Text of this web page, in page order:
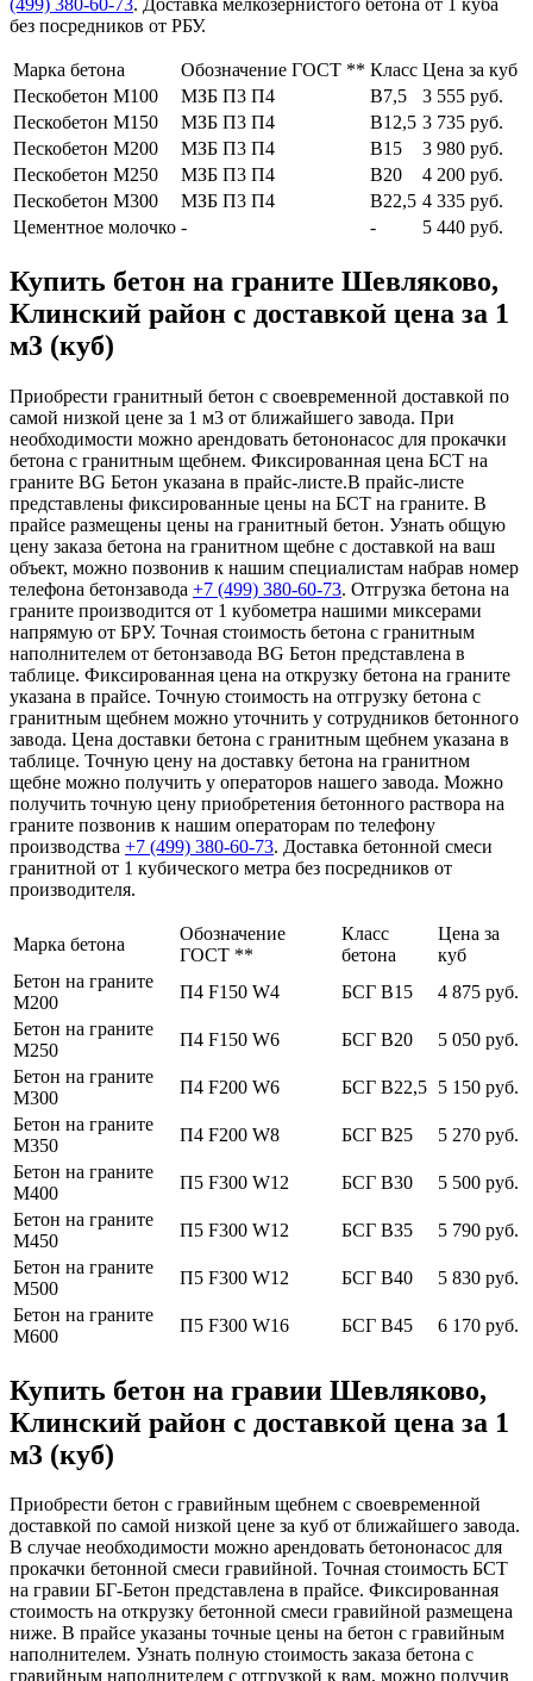
без посредников от РБУ.
Марка бетона Обозначение ГОСТ ** Класс Цена за куб
Пескобетон М100
МЗБ П3 П4 В7,5
3 555 руб.
Пескобетон М150
МЗБ П3 П4 В12,5 3 735 руб.
Пескобетон М200
МЗБ П3 П4 В15
3 980 руб.
Пескобетон М250
МЗБ П3 П4 В20
4 200 руб.
Пескобетон М300
МЗБ П3 П4 В22,5 4 335 руб.
Цементное молочко - - 5 440 руб.
Купить бетон на граните Шевляково,
Клинский район с доставкой цена за 1
м3 (куб)
Приобрести гранитный бетон с своевременной доставкой по
самой низкой цене за 1 м3 от ближайшего завода. При
необходимости можно арендовать бетононасос для прокачки
бетона с гранитным щебнем. Фиксированная цена БСТ на
граните BG Бетон указана в прайс-листе.В прайс-листе
представлены фиксированные цены на БСТ на граните. В
прайсе размещены цены на гранитный бетон. Узнать общую
цену заказа бетона на гранитном щебне с доставкой на ваш
объект, можно позвонив к нашим специалистам набрав номер
телефона бетонзавода +7 (499) 380-60-73. Отгрузка бетона на
граните производится от 1 кубометра нашими миксерами
напрямую от БРУ. Точная стоимость бетона с гранитным
наполнителем от бетонзавода BG Бетон представлена в
таблице. Фиксированная цена на открузку бетона на граните
указана в прайсе. Точную стоимость на отгрузку бетона с
гранитным щебнем можно уточнить у сотрудников бетонного
завода. Цена доставки бетона с гранитным щебнем указана в
таблице. Точную цену на доставку бетона на гранитном
щебне можно получить у операторов нашего завода. Можно
получить точную цену приобретения бетонного раствора на
граните позвонив к нашим операторам по телефону
производства +7 (499) 380-60-73. Доставка бетонной смеси
гранитной от 1 кубического метра без посредников от
производителя.
Марка бетона
Обозначение
ГОСТ **
Класс
бетона
Цена за
куб
Бетон на граните
М200
П4 F150 W4 БСГ В15
4 875 руб.
Бетон на граните
М250
П4 F150 W6 БСГ В20
5 050 руб.
Бетон на граните
М300
П4 F200 W6 БСГ В22,5 5 150 руб.
Бетон на граните
М350
П4 F200 W8 БСГ В25
5 270 руб.
Бетон на граните
М400
П5 F300 W12 БСГ В30
5 500 руб.
Бетон на граните
М450
П5 F300 W12 БСГ В35
5 790 руб.
Бетон на граните
М500
П5 F300 W12 БСГ В40
5 830 руб.
Бетон на граните
М600
П5 F300 W16 БСГ В45 6 170 руб.
Купить бетон на гравии Шевляково,
Клинский район с доставкой цена за 1
м3 (куб)
Приобрести бетон с гравийным щебнем с своевременной
доставкой по самой низкой цене за куб от ближайшего завода.
В случае необходимости можно арендовать бетононасос для
прокачки бетонной смеси гравийной. Точная стоимость БСТ
на гравии БГ-Бетон представлена в прайсе. Фиксированная
стоимость на открузку бетонной смеси гравийной размещена
ниже. В прайсе указаны точные цены на бетон с гравийным
наполнителем. Узнать полную стоимость заказа бетона с
гравийным наполнителем с отгрузкой к вам, можно получив